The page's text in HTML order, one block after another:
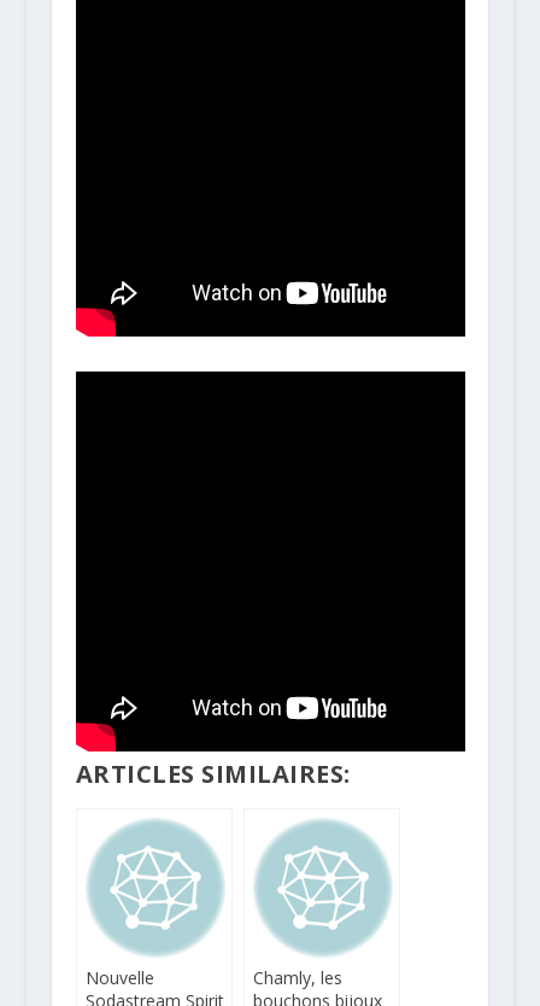
ARTICLES SIMILAIRES:
Nouvelle
Sodastream Spirit
Chamly, les
bouchons bijoux